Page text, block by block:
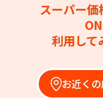
スーパー価
利用して
お近く